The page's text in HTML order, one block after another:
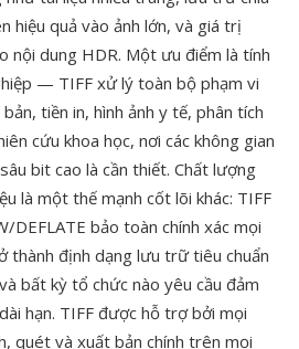
hiệu quả vào ảnh lớn, và giá trị
nội dung HDR. Một ưu điểm là tính
— TIFF xử lý toàn bộ phạm vi
tiền in, hình ảnh y tế, phân tích
cứu khoa học, nơi các không gian
bit cao là cần thiết. Chất lượng
là một thế mạnh cốt lõi khác: TIFF
DEFLATE bảo toàn chính xác mọi
thành định dạng lưu trữ tiêu chuẩn
bất kỳ tổ chức nào yêu cầu đảm
hạn. TIFF được hỗ trợ bởi mọi
quét và xuất bản chính trên mọi